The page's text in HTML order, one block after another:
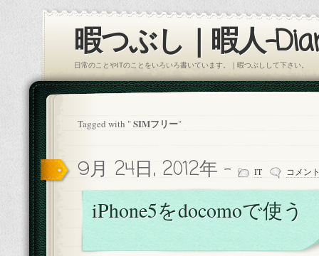
暇つぶし｜暇人-
日常のことやITのことをいろいろ書いています。｜暇つぶしして下さい。
Tagged with "SIMフリー"
9月 24日, 2012年 - IT コメン
iPhone5をdocomoで使う